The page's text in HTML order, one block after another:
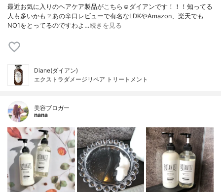
最近お気に入りのヘアケア製品がこちら☺️ダイアンです！！！知ってる
人も多いかも？あの辛口レビューで有名なLDKやAmazon、楽天でも
NO1をとってるのですわよ…続きを見る
Diane(ダイアン)
エクストラダメージリペア トリートメント
美容ブロガー
nana